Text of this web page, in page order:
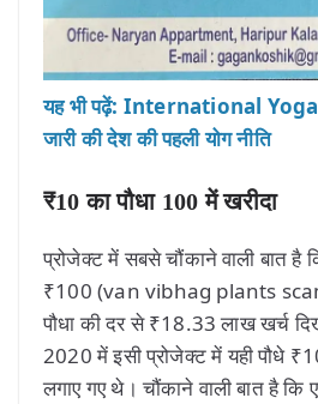
यह भी पढ़ें: International Yoga
जारी की देश की पहली योग नीति
₹10 का पौधा 100 में खरीदा
प्रोजेक्ट में सबसे चौंकाने वाली बात है
₹100 (van vibhag plants
पौधा की दर से ₹18.33 लाख खर्च
2020 में इसी प्रोजेक्ट में यही पौधे
लगाए गए थे। चौंकाने वाली बात है